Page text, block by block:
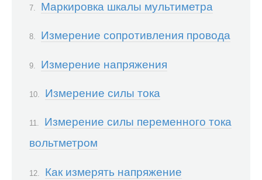
Маркировка шкалы мультиметра
Измерение сопротивления провода
Измерение напряжения
Измерение силы тока
Измерение силы переменного тока
вольтметром
Как измерять напряжение